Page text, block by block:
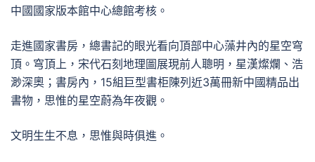
中國國家版本館中心總館考核。
走進國家書房，總書記的眼光看向頂部中心藻井內的星空穹
頂。穹頂上，宋代石刻地理圖展現前人聰明，星漢燦爛、浩
渺深奧；書房內，15組巨型書柜陳列近3萬冊新中國精品出
書物，思惟的星空蔚為年夜觀。
文明生生不息，思惟與時俱進。